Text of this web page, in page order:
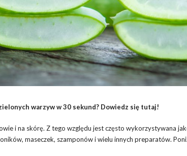
warzyw w 30 sekund? Dowiedz się tutaj!
i na skórę. Z tego względu jest często wykorzystywana
maseczek, szamponów i wielu innych preparatów.